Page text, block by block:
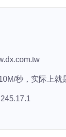
秒，实际上就